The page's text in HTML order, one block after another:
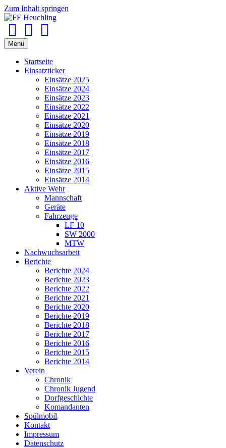
Zum Inhalt springen
Menü
Startseite
Einsatzticker
Einsätze 2025
Einsätze 2024
Einsätze 2023
Einsätze 2022
Einsätze 2021
Einsätze 2020
Einsätze 2019
Einsätze 2018
Einsätze 2017
Einsätze 2016
Einsätze 2015
Einsätze 2014
Aktive Wehr
Mannschaft
Geräte
Fahrzeuge
LF 10
SW 2000
MTW
Nachwuchsarbeit
Berichte
Berichte 2024
Berichte 2023
Berichte 2022
Berichte 2021
Berichte 2020
Berichte 2019
Berichte 2018
Berichte 2017
Berichte 2016
Berichte 2015
Berichte 2014
Verein
Chronik
Chronik Jugend
Dorfgeschichte
Komandanten
Spülmobil
Kontakt
Impressum
Datenschutz